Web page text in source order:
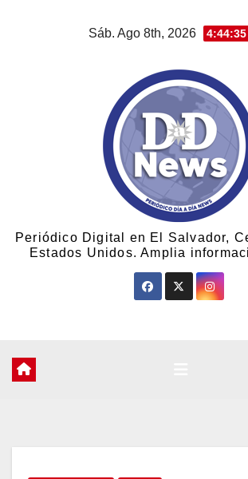
Sáb. Ago 8th, 2026 4:44:36
Periódico Digital en El Salvador,
Estados Unidos. Amplia